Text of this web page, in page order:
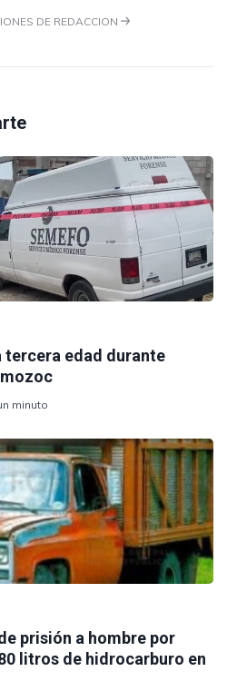
DE REDACCION
tercera edad durante
minuto
prisión a hombre por
litros de hidrocarburo en